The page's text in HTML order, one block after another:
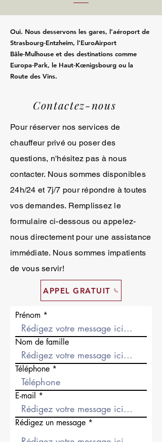
Oui. Nous desservons les gares, l’aéroport de
Strasbourg‑Entzheim, l’EuroAirport
Bâle‑Mulhouse et des destinations comme
Europa‑Park, le Haut‑Kœnigsbourg ou la
Route des Vins.
Contactez-nous
Pour réserver nos services de
chauffeur privé ou poser des
questions, n'hésitez pas à nous
contacter. Nous sommes disponibles
24h/24 et 7j/7 pour répondre à toutes
vos demandes. Remplissez le
formulaire ci-dessous ou appelez-
nous directement pour une assistance
immédiate. Nous sommes impatients
de vous servir!
APPEL GRATUIT
Prénom
Nom de famille
Téléphone
E-mail
Rédigez un message